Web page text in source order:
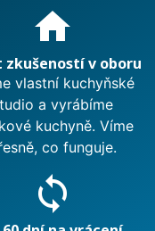
home
zkušeností v oboru
vlastní kuchyňské
a vyrábíme
kuchyně. Víme
co funguje.
sync